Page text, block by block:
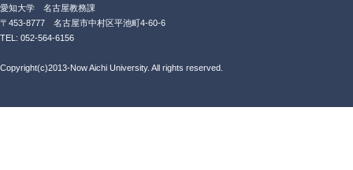
愛知大学 名古屋教務課
〒453-8777 名古屋市中村区平池町4-60-6
TEL: 052-564-6156
Copyright(c)2013-Now Aichi University. All rights reserved.